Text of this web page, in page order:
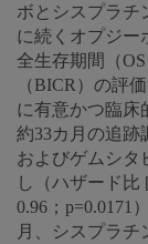
ボとシスプラチ
に続くオプジー
全生存期間（
（BICR）の評
に有意かつ臨床
約33カ月の追跡
およびゲムシタ
し（ハザード比
0.96；p=0.0171
月、シスプラチ